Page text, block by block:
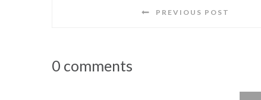
PREVIOUS POST
0 comments